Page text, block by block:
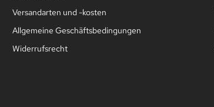
Versandarten und -kosten
Allgemeine Geschäftsbedingungen
Widerrufsrecht